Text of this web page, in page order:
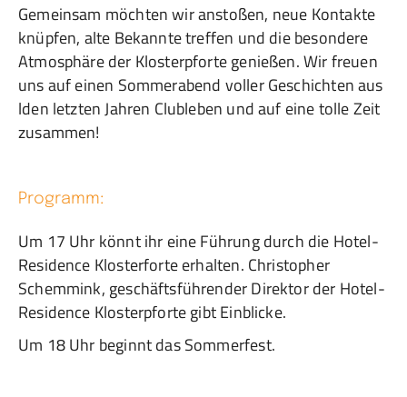
Gemeinsam möchten wir anstoßen, neue Kontakte
knüpfen, alte Bekannte treffen und die besondere
Atmosphäre der Klosterpforte genießen. Wir freuen
uns auf einen Sommerabend voller Geschichten aus
lden letzten Jahren Clubleben und auf eine tolle Zeit
zusammen!
Programm:
Um 17 Uhr könnt ihr eine Führung durch die Hotel-
Residence Klosterforte erhalten. Christopher
Schemmink, geschäftsführender Direktor der Hotel-
Residence Klosterpforte gibt Einblicke.
Um 18 Uhr beginnt das Sommerfest.